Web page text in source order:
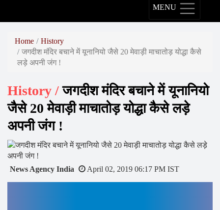
Arth
Group,
World
Record
Holder,
World
Record,
Cosmetic
Dermatologist,
Clinical
Cosmetology,
MENU
Home
History
जगदीश मंदिर बचाने में यूनानियो जैसे 20 मेवाड़ी माचातोड़ योद्धा कैसे
लड़े अपनी जंग !
History /जगदीश मंदिर बचाने में यूनानियो
जैसे 20 मेवाड़ी माचातोड़ योद्धा कैसे लड़े
अपनी जंग !
News Agency India April 02, 2019 06:17 PM IST